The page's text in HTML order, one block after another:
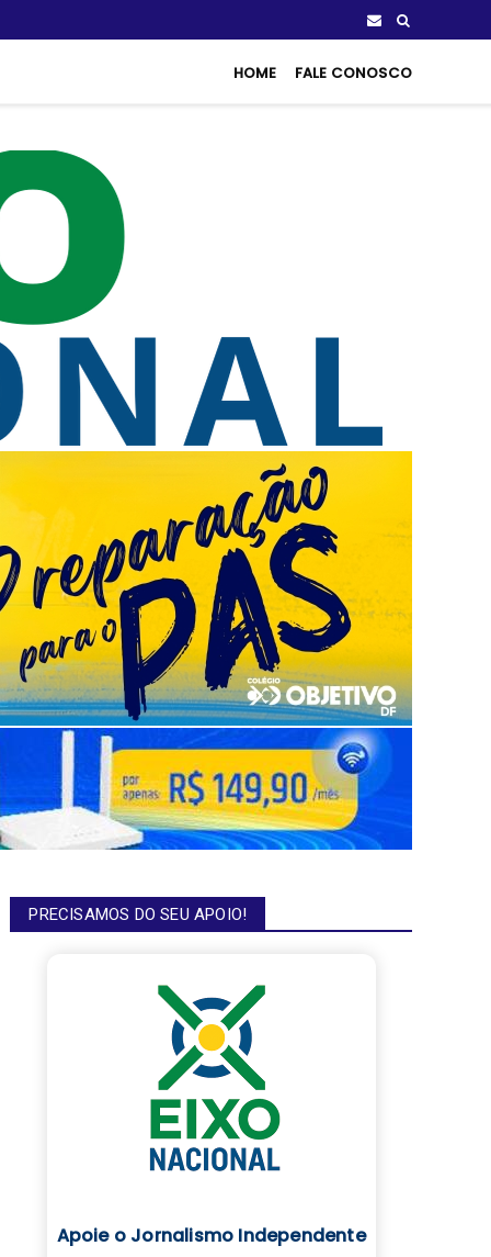
HOME FALE CONOSCO
PRECISAMOS DO SEU APOIO!
Apoie o Jornalismo Independente